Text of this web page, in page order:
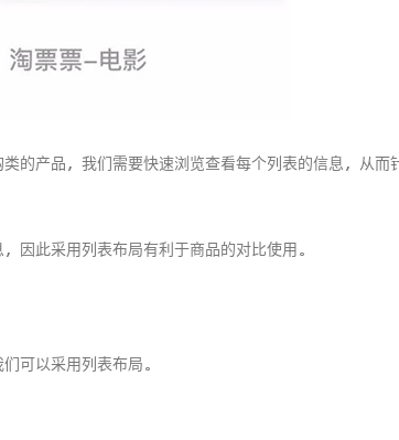
的产品，我们需要快速浏览查看每个列表的信息，从而
因此采用列表布局有利于商品的对比使用。
可以采用列表布局。